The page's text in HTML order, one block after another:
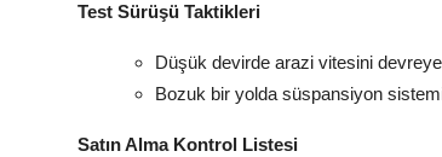
Test Sürüşü Taktikleri
Düşük devirde arazi vitesini devreye
Bozuk bir yolda süspansiyon
Satın Alma Kontrol Listesi